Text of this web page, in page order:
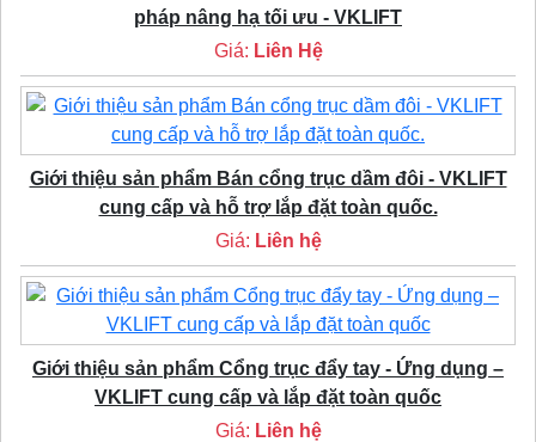
pháp nâng hạ tối ưu - VKLIFT
Giá: Liên Hệ
Giới thiệu sản phẩm Bán cổng trục dầm đôi - VKLIFT
cung cấp và hỗ trợ lắp đặt toàn quốc.
Giá: Liên hệ
Giới thiệu sản phẩm Cổng trục đẩy tay - Ứng dụng –
VKLIFT cung cấp và lắp đặt toàn quốc
Giá: Liên hệ